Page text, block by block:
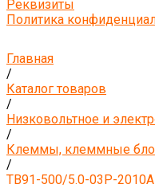
Реквизиты
Политика
Главная
/
Каталог товаров
/
Низковольтное и
/
Клеммы, клеммные
/
TB91-500/5.0-03P-2010A